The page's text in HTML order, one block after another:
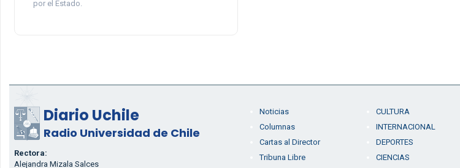
por el Estado.
Diario Uchile
Radio Universidad de Chile
Rectora:
Alejandra Mizala Salces
Noticias
Columnas
Cartas al Director
Tribuna Libre
CULTURA
INTERNACIONAL
DEPORTES
CIENCIAS